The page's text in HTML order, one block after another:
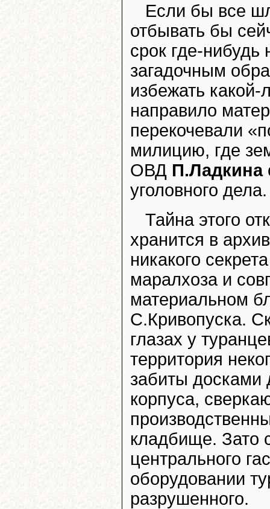
Если бы все
отбывать бы
срок где-
загадочным
избежать какой-
направило
перекочевали
милицию, где
ОВД П.Ладкина
уголовного дела.
Тайна этого
хранится в
никакого
маралхоза и
материальном
С.Кривопуска.
глазах у
территория
забиты досками
корпуса,
кладбище. Зато
центрального
оборудовании
разрушенного.